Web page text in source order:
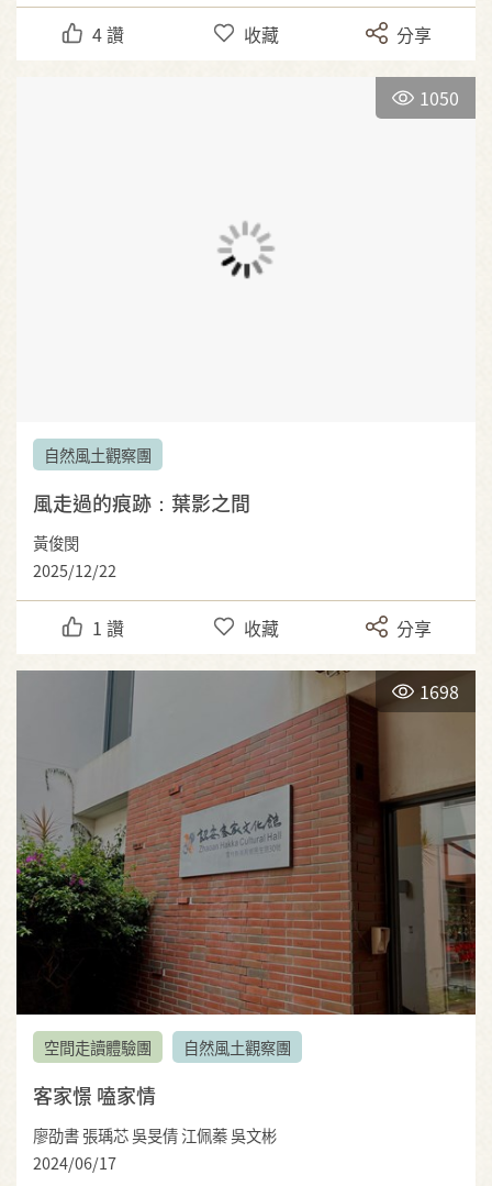
4讚 收藏 分享
1050
自然風土觀察團
風走過的痕跡：葉影之間
黃俊閔
2025/12/22
1 讚 收藏 分享
1698
空間走讀體驗團 自然風土觀察團
客家憬 嗑家情
廖劭書 張瑀芯 吳旻倩 江佩蓁 吳文彬
2024/06/17